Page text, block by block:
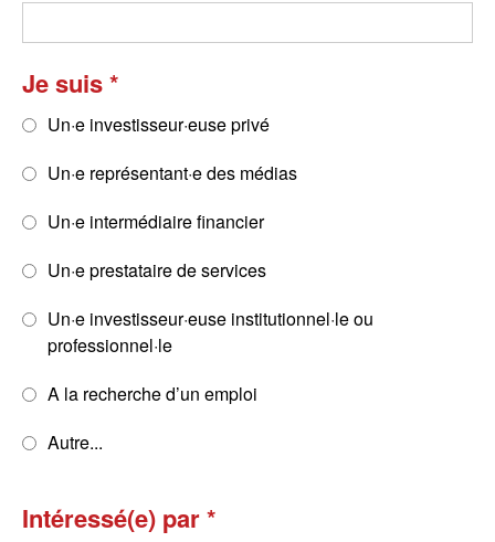
Je suis
Un·e investisseur·euse privé
Un·e représentant·e des médias
Un·e intermédiaire financier
Un·e prestataire de services
Un·e investisseur·euse institutionnel·le ou
professionnel·le
A la recherche d’un emploi
Autre...
Intéressé(e) par